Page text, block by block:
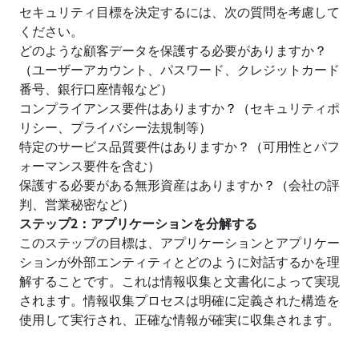
‍セキュリティ目標を決定するには、次の質問を考慮して
ください。
どのような顧客データを保護する必要がありますか？
（ユーザーアカウント、パスワード、クレジットカード
番号、銀行口座情報など）
コンプライアンス要件はありますか？（セキュリティポ
リシー、プライバシー法規制等）
特定のサービス品質要件はありますか？（可用性とパフ
ォーマンス要件を含む）
保護する必要がある無形資産はありますか？（会社の評
判、営業秘密など）
ステップ2 ： アプリケーションを分解する
このステップの目標は、アプリケーションとアプリケー
ションが外部エンティティとどのように対話するかを理
解することです。これは情報収集と文書化によって実現
されます。情報収集プロセスは明確に定義された構造を
使用して実行され、正確な情報が確実に収集されます。